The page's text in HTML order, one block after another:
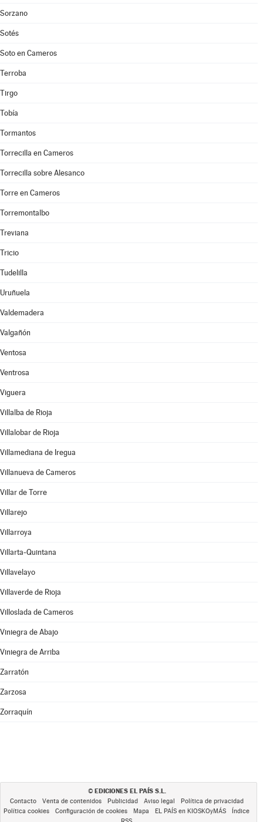
Sorzano
Sotés
Soto en Cameros
Terroba
Tirgo
Tobía
Tormantos
Torrecilla en Cameros
Torrecilla sobre Alesanco
Torre en Cameros
Torremontalbo
Treviana
Tricio
Tudelilla
Uruñuela
Valdemadera
Valgañón
Ventosa
Ventrosa
Viguera
Villalba de Rioja
Villalobar de Rioja
Villamediana de Iregua
Villanueva de Cameros
Villar de Torre
Villarejo
Villarroya
Villarta-Quintana
Villavelayo
Villaverde de Rioja
Villoslada de Cameros
Viniegra de Abajo
Viniegra de Arriba
Zarratón
Zarzosa
Zorraquín
© EDICIONES EL PAÍS S.L.
Contacto Venta de contenidos Publicidad Aviso legal
Política de privacidad
Política cookies
Configuración de cookies Mapa EL PAÍS en KIOSKOyMÁS
Índice